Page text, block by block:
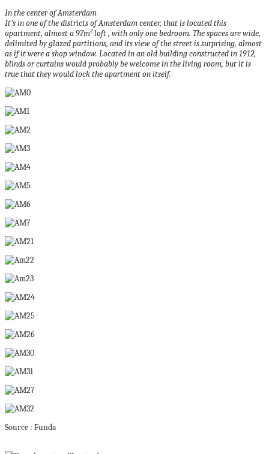
In the center of Amsterdam
It’s in one of the districts of Amsterdam center, that is located this
apartment, almost a 97m² loft , with only one bedroom. The spaces are wide,
delimited by glazed partitions, and its view of the street is surprising, almost
as if it were a shop window. Located in an old building constructed in 1912,
blinds or curtains would probably be welcome in the living room, but it is
true that they would lock the apartment on itself.
Source : Funda